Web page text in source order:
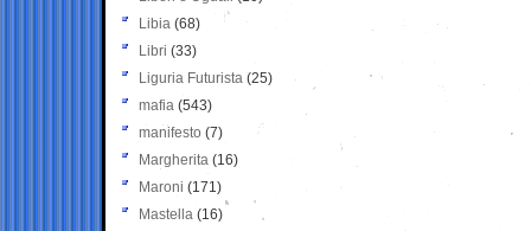
Libia (68)
Libri (33)
Liguria Futurista (25)
mafia (543)
manifesto (7)
Margherita (16)
Maroni (171)
Mastella (16)